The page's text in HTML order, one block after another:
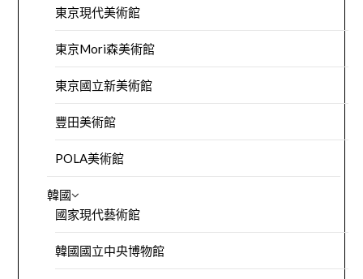
東京現代美術館
東京Mori森美術館
東京國立新美術館
豐田美術館
POLA美術館
韓國
國家現代藝術館
韓國國立中央博物館